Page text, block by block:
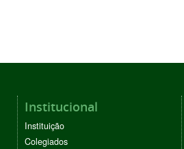
Institucional
Instituição
Colegiados